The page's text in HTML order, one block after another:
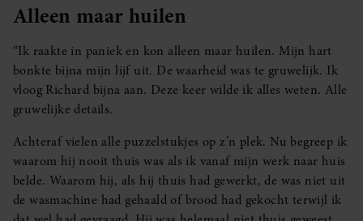
Alleen maar huilen
“Ik raakte in paniek en kon alleen maar huilen. Mijn hart
bonkte bijna mijn lijf uit. De waarheid was te gruwelijk. Ik
vloog Richard bijna aan. Deze keer wilde ik alles weten. Alle
gruwelijke details.
Achteraf vielen alle puzzelstukjes op z’n plek. Nu begreep ik
waarom hij nooit thuis was als ik vanaf mijn werk naar huis
belde. Waarom hij, als hij thuis had gewerkt, de was niet uit
de wasmachine had gehaald of brood had gekocht terwijl ik